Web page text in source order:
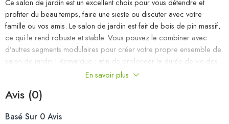
Ce salon de jardin est un excellent choix pour vous détendre et
profiter du beau temps, faire une sieste ou discuter avec votre
famille ou vos amis. Le salon de jardin est fait de bois de pin massif,
ce qui le rend robuste et stable. Vous pouvez le combiner avec
d’autres segments modulaires pour créer votre propre ensemble de
salon de jardin ! Remarque : afin de prolonger la durée de vie des
meubles d’extérieur, nous vous recommandons de les protéger avec
Matériau : bois de pin massif
En savoir plus
Avis (0)
Basé Sur 0 Avis